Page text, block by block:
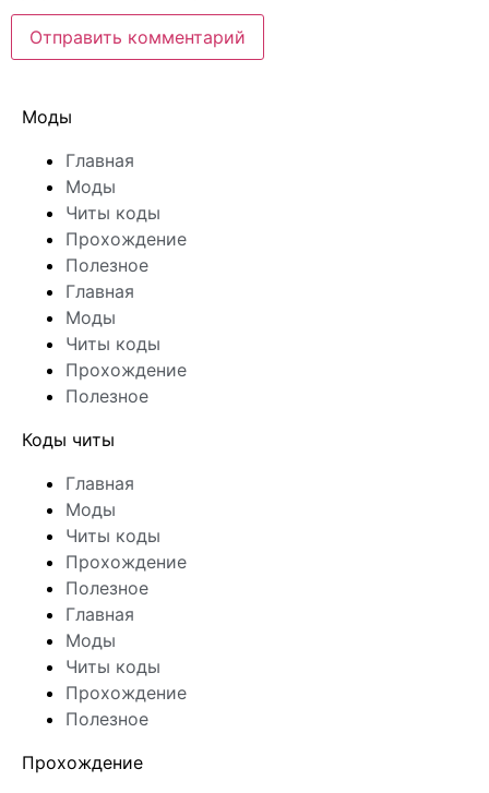
Моды
Главная
Моды
Читы коды
Прохождение
Полезное
Главная
Моды
Читы коды
Прохождение
Полезное
Коды читы
Главная
Моды
Читы коды
Прохождение
Полезное
Главная
Моды
Читы коды
Прохождение
Полезное
Прохождение